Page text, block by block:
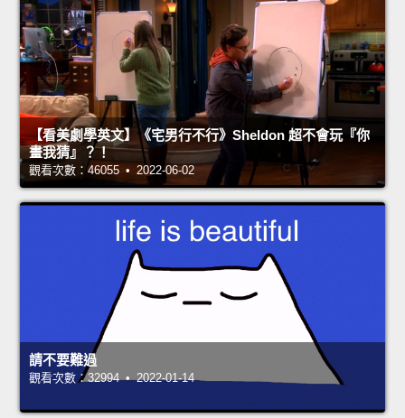
【看美劇學英文】《宅男行不行》Sheldon 超不會玩『你
畫我猜』？！
觀看次數：46055 • 2022-06-02
請不要難過
觀看次數：32994 • 2022-01-14